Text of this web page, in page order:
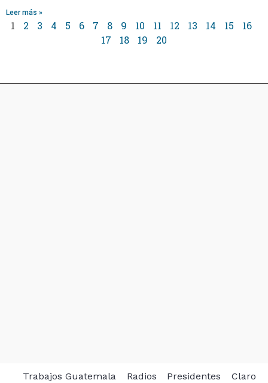
Leer más »
1 2 3 4 5 6 7 8 9 10 11 12 13 14 15
16
17
18 19 20
Trabajos Guatemala Radios Presidentes Claro